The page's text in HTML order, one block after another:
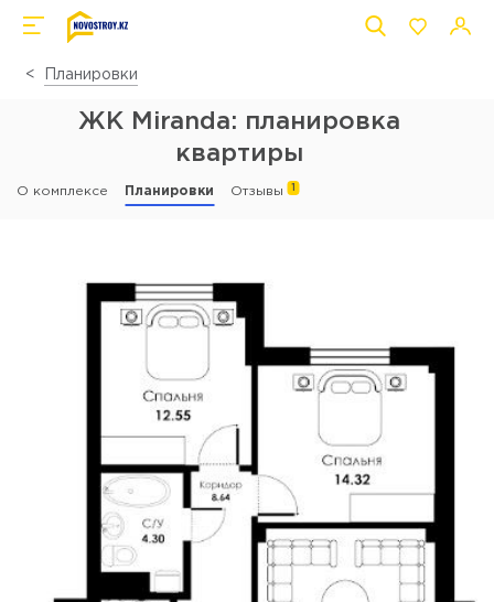
Планировки
ЖК Miranda: планировка
квартиры
О комплексе Планировки Отзывы 1